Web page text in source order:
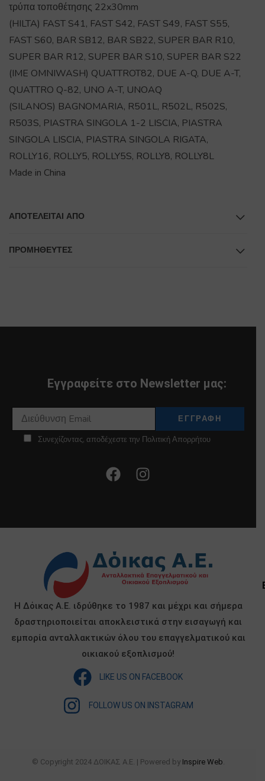
τρύπα τοποθέτησης 22x30mm
(HILTA) FAST S41, FAST S42, FAST S49, FAST S55,
FAST S60, BAR SB12, BAR SB22, SUPER BAR R10,
SUPER BAR R12, SUPER BAR S10, SUPER BAR S22
(IME OMNIWASH) QUATTROT82, DUE A-Q, DUE A-T,
QUATTRO Q-82, UNO A-T, UNOAQ
(SILANOS) BAGNOMARIA, R501L, R502L, R502S,
R503S, PIASTRA SINGOLA 1-2 LISCIA, PIASTRA
SINGOLA LISCIA, PIASTRA SINGOLA RIGATA,
ROLLY16, ROLLY5, ROLLY5S, ROLLY8, ROLLY8L
Made in China
ΑΠΟΤΕΛΕΊΤΑΙ ΑΠΌ
ΠΡΟΜΗΘΕΥΤΕΣ
Εγγραφείτε στο Newsletter μας:
Συνεχίζοντας, αποδέχεστε την Πολιτική Απορρήτου
Η Δόικας Α.Ε. ιδρύθηκε το 1987 και μέχρι και σήμερα
δραστηριοποιείται αποκλειστικά στην εισαγωγή και
εμπορία ανταλλακτικών όλου του επαγγελματικού και
οικιακού εξοπλισμού!
LIKE US ON FACEBOOK
FOLLOW US ON INSTAGRAM
© Copyright 2024 ΔΟΙΚΑΣ Α.Ε. | Powered by Inspire Web.